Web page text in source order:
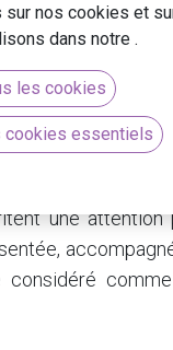
ERP conçues
plateformes
une attention
nos cookies et
dans notre .
les cookies
cookies essentiels